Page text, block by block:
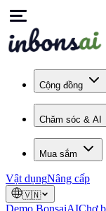
Cộng đồng
Chăm sóc & AI
Mua sắm
Vật dụngNâng cấp
🇻🇳
Demo BonsaiAIChợ